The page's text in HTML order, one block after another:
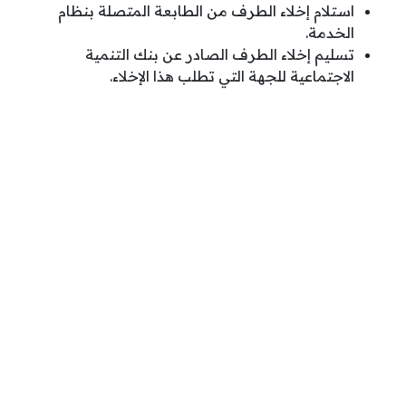
استلام إخلاء الطرف من الطابعة المتصلة بنظام
الخدمة.
تسليم إخلاء الطرف الصادر عن بنك التنمية
الاجتماعية للجهة التي تطلب هذا الإخلاء.